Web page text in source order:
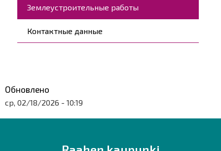
Землеустроительные работы
Контактные данные
Обновлено
ср, 02/18/2026 - 10:19